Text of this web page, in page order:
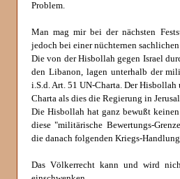
Problem.
Man mag mir bei der nächsten
jedoch bei einer nüchternen
Die von der Hisbollah gegen Israel
den Libanon, lagen unterhalb der
i.S.d. Art. 51 UN-Charta. Der
Charta als dies die Regierung in
Die Hisbollah hat ganz bewußt
diese "militärische Bewertungs-
die danach folgenden Kriegs-
Das Völkerrecht kann und wird